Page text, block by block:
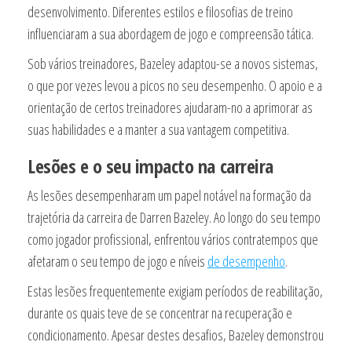
desenvolvimento. Diferentes estilos e filosofias de treino
influenciaram a sua abordagem de jogo e compreensão tática.
Sob vários treinadores, Bazeley adaptou-se a novos sistemas,
o que por vezes levou a picos no seu desempenho. O apoio e a
orientação de certos treinadores ajudaram-no a aprimorar as
suas habilidades e a manter a sua vantagem competitiva.
Lesões e o seu impacto na carreira
As lesões desempenharam um papel notável na formação da
trajetória da carreira de Darren Bazeley. Ao longo do seu tempo
como jogador profissional, enfrentou vários contratempos que
afetaram o seu tempo de jogo e níveis de desempenho.
Estas lesões frequentemente exigiam períodos de reabilitação,
durante os quais teve de se concentrar na recuperação e
condicionamento. Apesar destes desafios, Bazeley demonstrou